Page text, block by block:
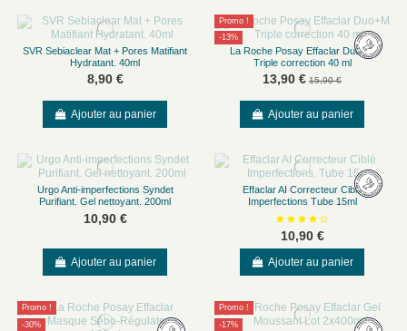
SVR Sebiaclear Mat + Pores Matifiant
Hydratant. 40ml
8,90 €
Ajouter au panier
Promo !
-13%
La Roche Posay Effaclar Duo+M
Triple correction 40 ml
13,90 € 15,90 €
Ajouter au panier
Urgo Anti-imperfections Syndet
Purifiant. Gel nettoyant. 200ml
10,90 €
Ajouter au panier
Effaclar AI Correcteur Ciblé
Imperfections Tube 15ml
10,90 €
Ajouter au panier
Promo !
-30%
Promo !
-17%